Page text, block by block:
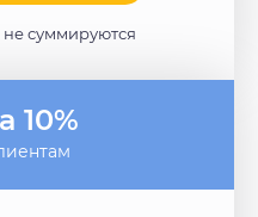
суммируются
10%